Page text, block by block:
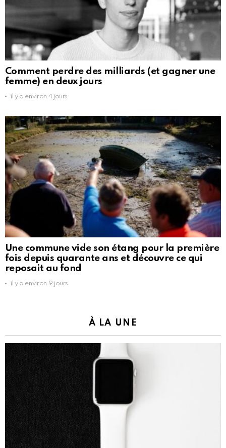
Comment perdre des milliards (et gagner une
femme) en deux jours
il y a environ 4 jours
Une commune vide son étang pour la première
fois depuis quarante ans et découvre ce qui
reposait au fond
il y a environ 9 jours
À LA UNE